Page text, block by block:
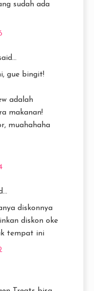
sudah ada
gue bingit!
adalah
makanan!
muahahaha
diskonnya
diskon oke
tempat ini